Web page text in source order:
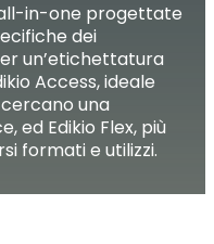
all-in-one progettate
dei
un’etichettatura
Access, ideale
una
ed Edikio Flex, più
formati e utilizzi.